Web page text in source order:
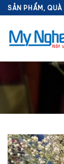
Bỏ
qua
nội
dung
SẢN PHẨM,